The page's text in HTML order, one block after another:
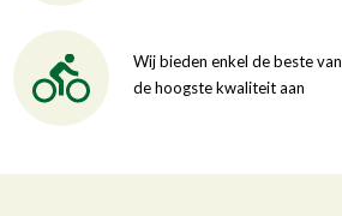
Wij bieden enkel de beste van
de hoogste kwaliteit aan